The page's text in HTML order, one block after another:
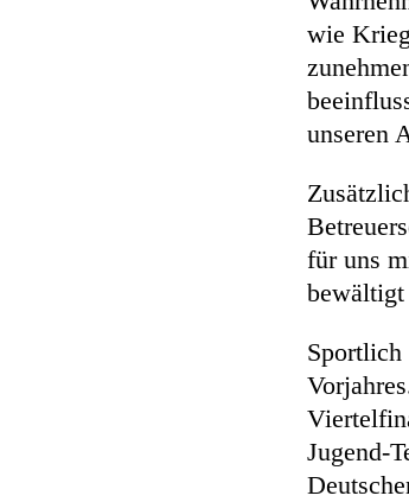
wie
unseren
für uns
bewältigt
Sportlich
Jugend-